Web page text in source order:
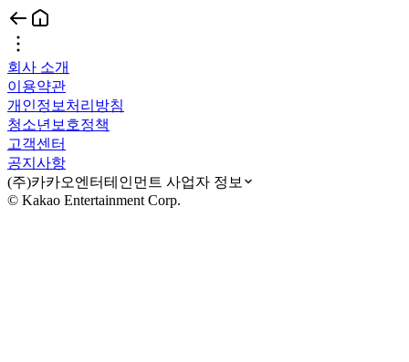
회사 소개
이용약관
개인정보처리방침
청소년보호정책
고객센터
공지사항
(주)카카오엔터테인먼트 사업자 정보
© Kakao Entertainment Corp.